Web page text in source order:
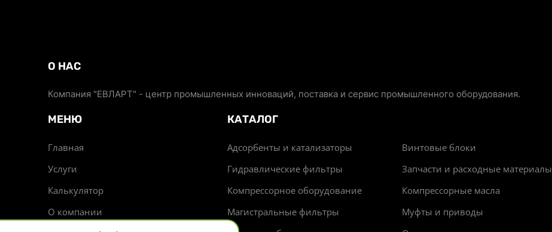
О НАС
Компания "ЕВЛАРТ" - центр промышленных инноваций, поставка и сервис промышленного оборудования.
МЕНЮ
Главная
Услуги
Калькулятор
О компании
КАТАЛОГ
Адсорбенты и катализаторы
Винтовые блоки
Гидравлические фильтры
Запчасти и расходные материалы
Компрессорное оборудование
Компрессорные масла
Магистральные фильтры
Муфты и приводы